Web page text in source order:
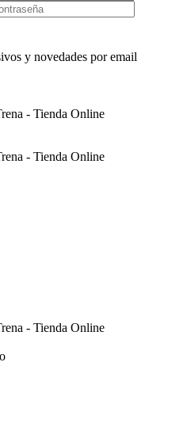
y novedades por email